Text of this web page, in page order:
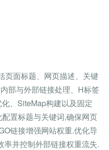
页面标题、网页描述、关键
部与外部链接处理、H标签
、SiteMap构建以及固定
置标题与关键词,确保网页
链接增强网站权重.优化导
并控制外部链接权重流失.